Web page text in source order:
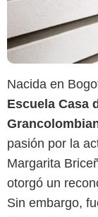
Nacida en
Escuela Casa
pasión por la
Margarita
otorgó un
Sin embargo,